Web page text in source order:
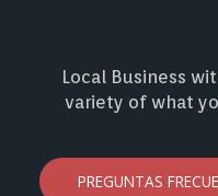
Local Business
variety of what
PREGUNTAS